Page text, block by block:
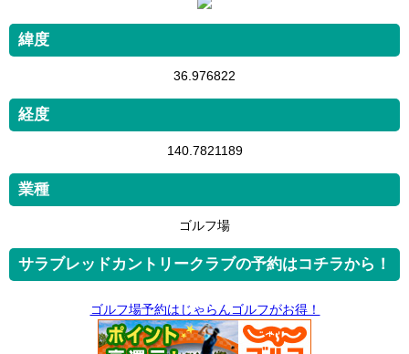
緯度
36.976822
経度
140.7821189
業種
ゴルフ場
サラブレッドカントリークラブの予約はコチラから！
ゴルフ場予約はじゃらんゴルフがお得！